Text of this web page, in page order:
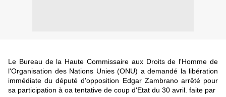
Le Bureau de la Haute Commissaire aux Droits de l'Homme de
l'Organisation des Nations Unies (ONU) a demandé la libération
immédiate du député d'opposition Edgar Zambrano arrêté pour
sa participation à oa tentative de coup d'Etat du 30 avril. faite par